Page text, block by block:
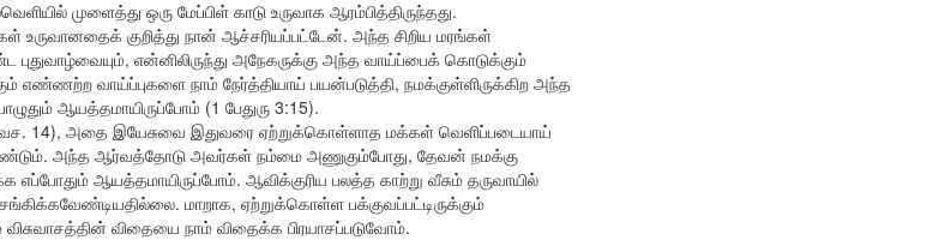
முளைத்து ஒரு மேப்பிள் காடு உருவாக ஆரம்பித்திருந்தது.
உருவானதைக் குறித்து நான் ஆச்சரியப்பட்டேன். அந்த சிறிய மரங்கள்
என்னிலிருந்து அநேகருக்கு அந்த வாய்ப்பைக் கொடுக்கும்
எண்ணற்ற வாய்ப்புகளை நாம் நேர்த்தியாய் பயன்படுத்தி, நமக்குள்ளிருக்கிற அந்த
ஆயத்தமாயிருப்போம் (1 பேதுரு 3:15).
(வச. 14), அதை இயேசுவை இதுவரை ஏற்றுக்கொள்ளாத மக்கள் வெளிப்படையாய்
அந்த ஆர்வத்தோடு அவர்கள் நம்மை அணுகும்போது, தேவன் நமக்கு
எப்போதும் ஆயத்தமாயிருப்போம். ஆவிக்குரிய பலத்த காற்று வீசும் தருவாயில்
மாறாக, ஏற்றுக்கொள்ள பக்குவப்பட்டிருக்கும்
விதையை நாம் விதைக்க பிரயாசப்படுவோம்.